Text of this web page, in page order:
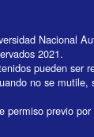
Nacional
2021.
pueden ser
no se
permiso previo